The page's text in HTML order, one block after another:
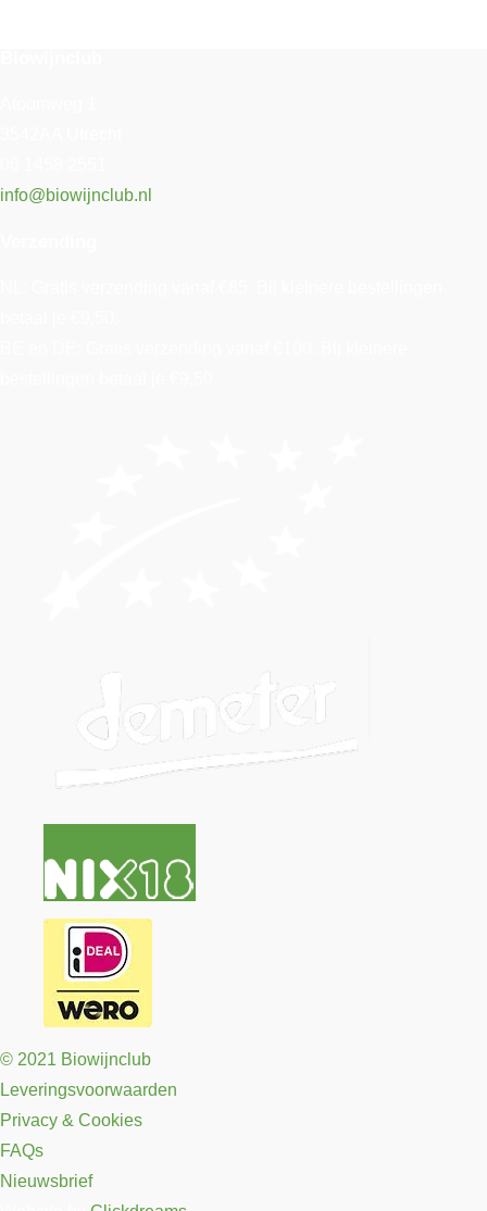
info@biowijnclub.nl
© 2021 Biowijnclub
Leveringsvoorwaarden
Privacy & Cookies
FAQs
Nieuwsbrief